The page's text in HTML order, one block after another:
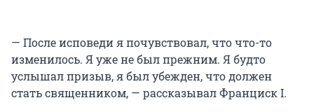
— После исповеди я почувствовал, что что-то
изменилось. Я уже не был прежним. Я будто
услышал призыв, я был убежден, что должен
стать священником, — рассказывалФранциск I.